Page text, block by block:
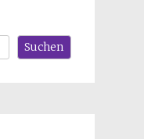
Suchen